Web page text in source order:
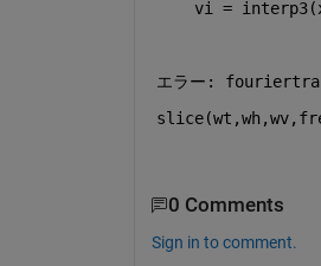
vi =
エラー:
0 Comments
Sign in to comment.